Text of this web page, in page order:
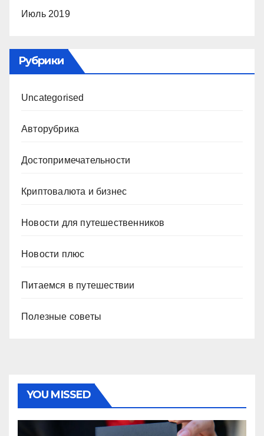
Июль 2019
Рубрики
Uncategorised
Авторубрика
Достопримечательности
Криптовалюта и бизнес
Новости для путешественников
Новости плюс
Питаемся в путешествии
Полезные советы
YOU MISSED